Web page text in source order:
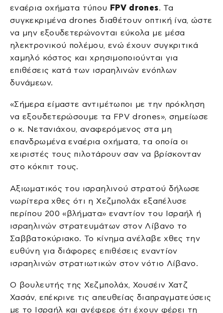
εναέρια οχήματα τύπου FPV drones. Τα
συγκεκριμένα drones διαθέτουν οπτική ίνα, ώστε
να μην εξουδετερώνονται εύκολα με μέσα
ηλεκτρονικού πολέμου, ενώ έχουν συγκριτικά
χαμηλό κόστος και χρησιμοποιούνται για
επιθέσεις κατά των ισραηλινών ενόπλων
δυνάμεων.
«Σήμερα είμαστε αντιμέτωποι με την πρόκληση
να εξουδετερώσουμε τα FPV drones», σημείωσε
ο κ. Νετανιάχου, αναφερόμενος στα μη
επανδρωμένα εναέρια οχήματα, τα οποία οι
χειριστές τους πιλοτάρουν σαν να βρίσκονταν
στο κόκπιτ τους.
Αξιωματικός του ισραηλινού στρατού δήλωσε
νωρίτερα χθες ότι η Χεζμπολάχ εξαπέλυσε
περίπου 200 «βλήματα» εναντίον του Ισραήλ ή
ισραηλινών στρατευμάτων στον Λίβανο το
Σαββατοκύριακο. Το κίνημα ανέλαβε χθες την
ευθύνη για διάφορες επιθέσεις εναντίον
ισραηλινών στρατιωτικών στον νότιο Λίβανο.
Ο βουλευτής της Χεζμπολάχ, Χουσέιν Χατζ
Χασάν, επέκρινε τις απευθείας διαπραγματεύσεις
με το Ισραήλ και ανέφερε ότι έχουν φέρει τη